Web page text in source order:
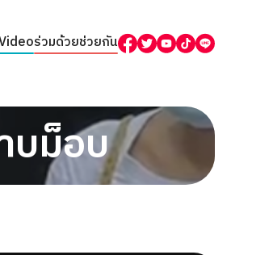
ร่วมด้วยช่วยกัน
บม็อบ